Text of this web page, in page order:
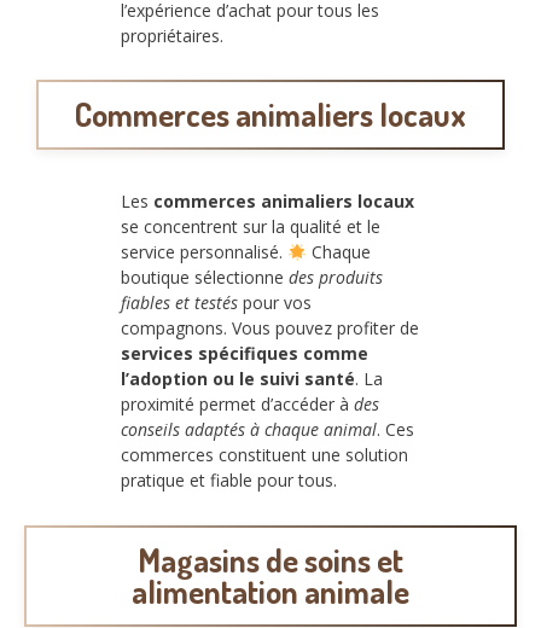
l’expérience d’achat pour tous les
propriétaires.
Commerces animaliers locaux
Les commerces animaliers locaux
se concentrent sur la qualité et le
service personnalisé.
Chaque
boutique sélectionne des produits
fiables et testés pour vos
compagnons. Vous pouvez profiter de
services spécifiques comme
l’adoption ou le suivi santé. La
proximité permet d’accéder à des
conseils adaptés à chaque animal. Ces
commerces constituent une solution
pratique et fiable pour tous.
Magasins de soins et
alimentation animale